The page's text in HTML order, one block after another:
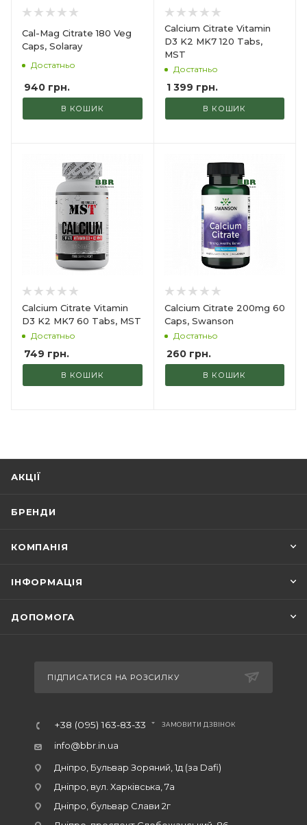
Cal-Mag Citrate 180 Veg
Caps, Solaray
Достатньо
940 грн.
В КОШИК
Calcium Citrate Vitamin
D3 K2 MK7 120 Tabs,
MST
Достатньо
1 399 грн.
В КОШИК
Calcium Citrate Vitamin
D3 K2 MK7 60 Tabs, MST
Достатньо
749 грн.
В КОШИК
Calcium Citrate 200mg 60
Caps, Swanson
Достатньо
260грн.
В КОШИК
АКЦІЇ
БРЕНДИ
КОМПАНІЯ
ІНФОРМАЦІЯ
ДОПОМОГА
ПІДПИСАТИСЯ НА РОЗСИЛКУ
+38 (095) 163-83-33 ЗАМОВИТИ ДЗВІНОК
info@bbr.in.ua
Дніпро, Бульвар Зоряний, 1д (за Dafi)
Дніпро, вул. Харківська, 7а
Дніпро, бульвар Слави 2г